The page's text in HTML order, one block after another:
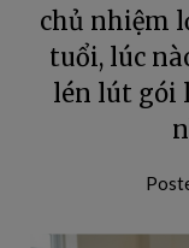
chủ nhiệm
tuổi, lúc
lén lút gói